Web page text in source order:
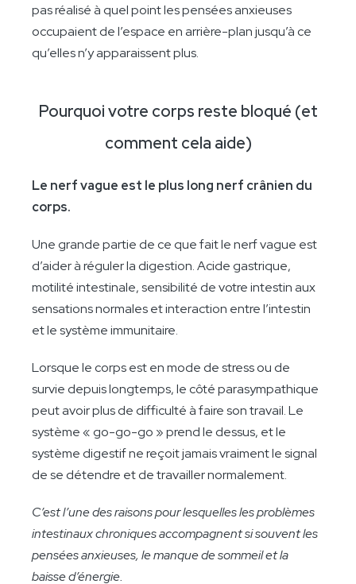
pas réalisé à quel point les pensées anxieuses
occupaient de l’espace en arrière-plan jusqu’à ce
qu’elles n’y apparaissent plus.
Pourquoi votre corps reste bloqué (et
comment cela aide)
Le nerf vague est le plus long nerf crânien du
corps.
Une grande partie de ce que fait le nerf vague est
d’aider à réguler la digestion. Acide gastrique,
motilité intestinale, sensibilité de votre intestin aux
sensations normales et interaction entre l’intestin
et le système immunitaire.
Lorsque le corps est en mode de stress ou de
survie depuis longtemps, le côté parasympathique
peut avoir plus de difficulté à faire son travail. Le
système « go-go-go » prend le dessus, et le
système digestif ne reçoit jamais vraiment le signal
de se détendre et de travailler normalement.
C’est l’une des raisons pour lesquelles les problèmes
intestinaux chroniques accompagnent si souvent les
pensées anxieuses, le manque de sommeil et la
baisse d’énergie.